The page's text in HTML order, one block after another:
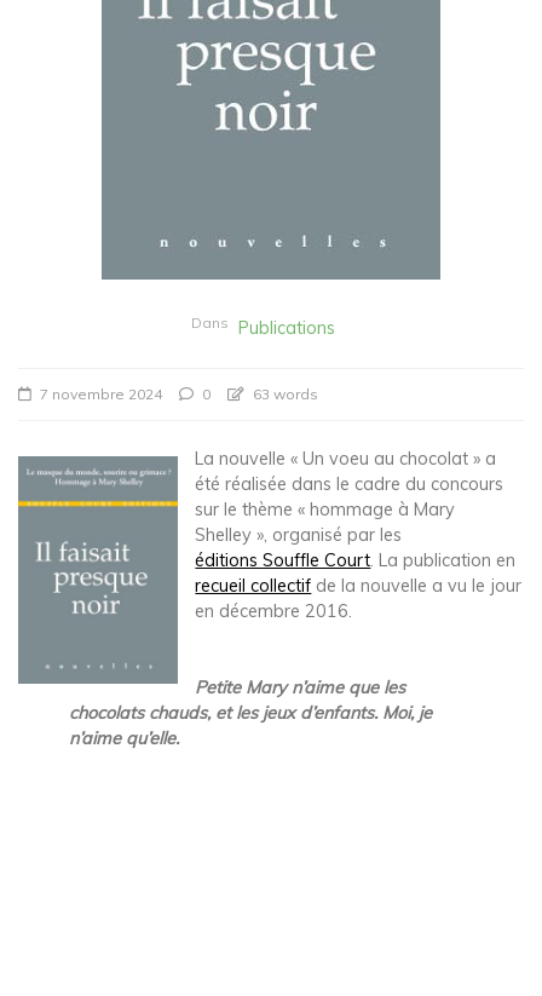
Dans Publications
7 novembre 2024 0 63 words
La nouvelle « Un voeu au chocolat » a
été réalisée dans le cadre du concours
sur le thème « hommage à Mary
Shelley », organisé par les
éditions Souffle Court. La publication en
recueil collectif de la nouvelle a vu le jour
en décembre 2016.
Petite Mary n’aime que les
chocolats chauds, et les jeux d’enfants. Moi, je
n’aime qu’elle.